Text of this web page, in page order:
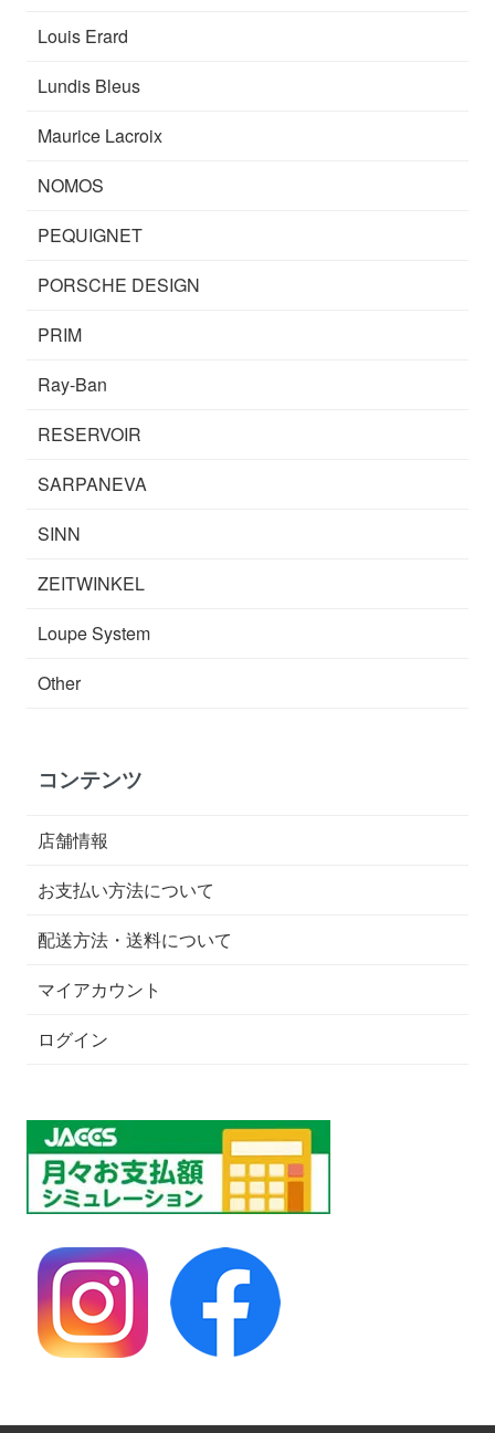
Louis Erard
Lundis Bleus
Maurice Lacroix
NOMOS
PEQUIGNET
PORSCHE DESIGN
PRIM
Ray-Ban
RESERVOIR
SARPANEVA
SINN
ZEITWINKEL
Loupe System
Other
コンテンツ
店舗情報
お支払い方法について
配送方法・送料について
マイアカウント
ログイン